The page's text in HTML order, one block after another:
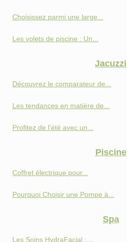
Choisissez parmi une large...
Les volets de piscine : Un...
Jacuzzi
Découvrez le comparateur de...
Les tendances en matière de...
Profitez de l'été avec un...
Piscine
Coffret électrique pour...
Pourquoi Choisir une Pompe à...
Spa
Les Soins HydraFacial :...